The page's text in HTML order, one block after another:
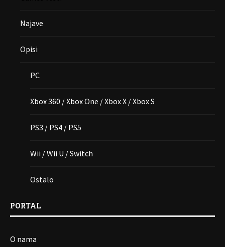
Najave
Opisi
PC
Xbox 360 / Xbox One / Xbox X / Xbox S
PS3 / PS4 / PS5
Wii / Wii U / Switch
Ostalo
PORTAL
O nama